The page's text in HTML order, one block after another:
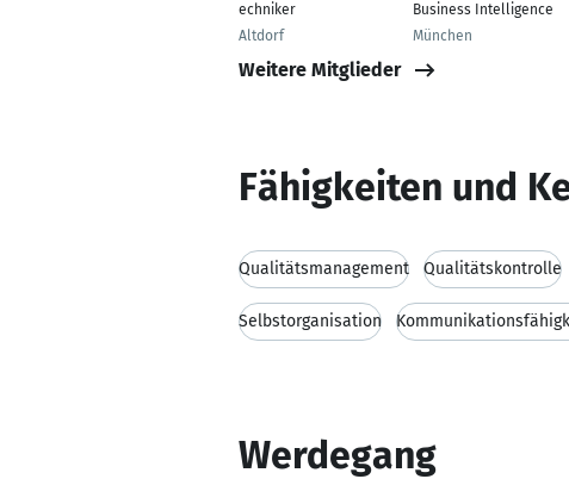
echniker
Altdorf
Business Intelligence
München
Weitere Mitglieder
Fähigkeiten und
Qualitätsmanagement Qualitätskontrolle
Selbstorganisation
Werdegang